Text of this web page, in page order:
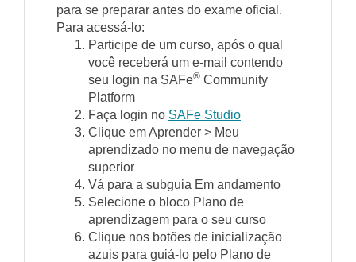
para se preparar antes do exame oficial.
Para acessá-lo:
Participe de um curso, após o qual
você receberá um e-mail contendo
seu login na SAFe® Community
Platform
Faça login no SAFe Studio
Clique em Aprender > Meu
aprendizado no menu de navegação
superior
Vá para a subguia Em andamento
Selecione o bloco Plano de
aprendizagem para o seu curso
Clique nos botões de inicialização
azuis para guiá-lo pelo Plano de